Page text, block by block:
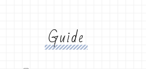
Guide